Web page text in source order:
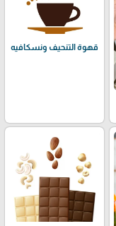
قهوة التنحيف ونسكافيه